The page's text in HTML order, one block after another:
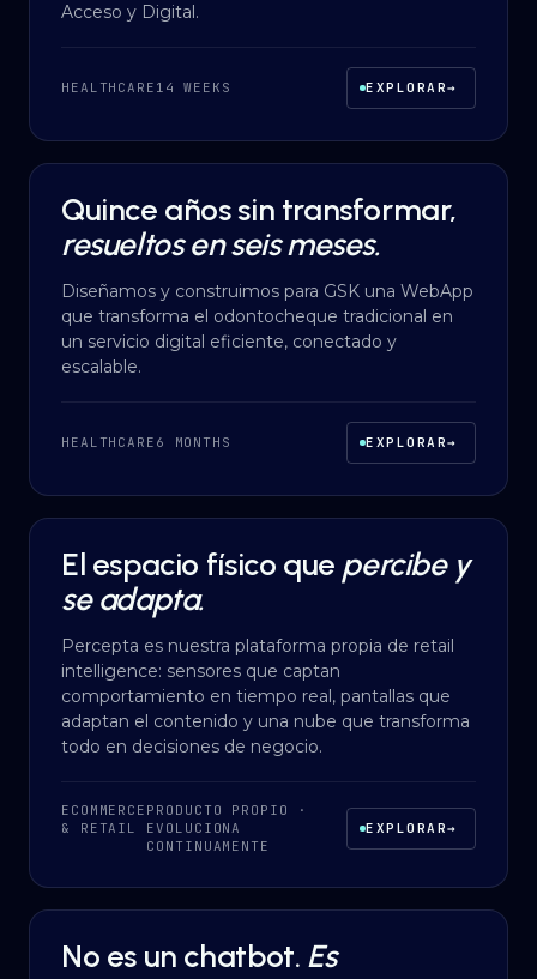
Acceso y Digital.
HEALTHCARE 14 WEEKS EXPLORAR→
DESARROLLO A MEDIDA·HEALTHCARE
Quince años sin transformar,
resueltos en seis meses.
Diseñamos y construimos para GSK una WebApp
que transforma el odontocheque tradicional en
un servicio digital eficiente, conectado y
escalable.
HEALTHCARE 6 MONTHS EXPLORAR→
AI AUTOMATION·ECOMMERCE & RETAIL
El espacio físico que percibe y
se adapta.
Percepta es nuestra plataforma propia de retail
intelligence: sensores que captan
comportamiento en tiempo real, pantallas que
adaptan el contenido y una nube que transforma
todo en decisiones de negocio.
ECOMMERCE
& RETAIL
PRODUCTO PROPIO ·
EVOLUCIONA
CONTINUAMENTE
EXPLORAR→
AI AUTOMATION·HEALTHCARE
No es un chatbot. Es